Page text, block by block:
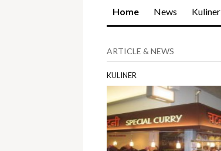
Home News Kuliner
ARTICLE & NEWS
KULINER